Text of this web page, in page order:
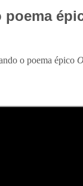
poema
o poema épico